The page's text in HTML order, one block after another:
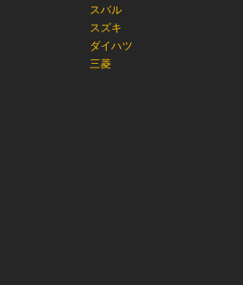
スバル
スズキ
ダイハツ
三菱